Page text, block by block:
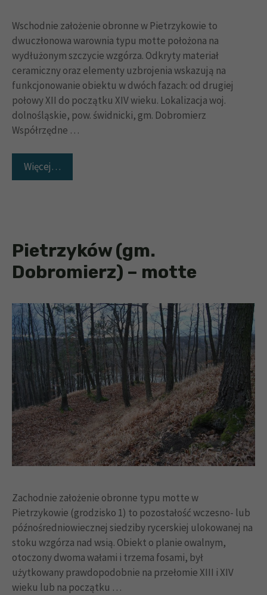
Wschodnie założenie obronne w Pietrzykowie to
dwuczłonowa warownia typu motte położona na
wydłużonym szczycie wzgórza. Odkryty materiał
ceramiczny oraz elementy uzbrojenia wskazują na
funkcjonowanie obiektu w dwóch fazach: od drugiej
połowy XII do początku XIV wieku. Lokalizacja woj.
dolnośląskie, pow. świdnicki, gm. Dobromierz
Współrzędne …
Więcej…
Pietrzyków (gm.
Dobromierz) – motte
Zachodnie założenie obronne typu motte w
Pietrzykowie (grodzisko 1) to pozostałość wczesno- lub
późnośredniowiecznej siedziby rycerskiej ulokowanej na
stoku wzgórza nad wsią. Obiekt o planie owalnym,
otoczony dwoma wałami i trzema fosami, był
użytkowany prawdopodobnie na przełomie XIII i XIV
wieku lub na początku …